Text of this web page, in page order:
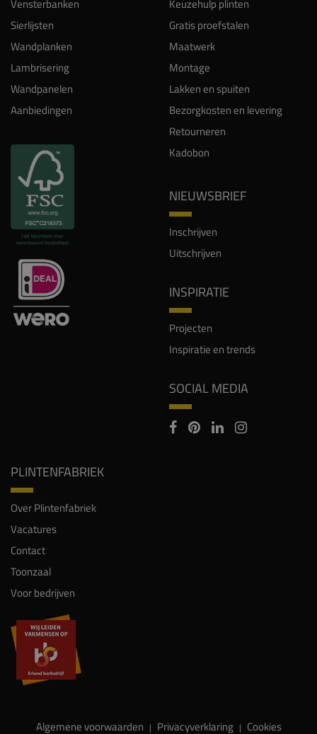
Vensterbanken
Sierlijsten
Wandplanken
Lambrisering
Wandpanelen
Aanbiedingen
Keuzehulp plinten
Gratis proefstalen
Maatwerk
Montage
Lakken en spuiten
Bezorgkosten en levering
Retourneren
Kadobon
NIEUWSBRIEF
Inschrijven
Uitschrijven
INSPIRATIE
Projecten
Inspiratie en trends
SOCIAL MEDIA
PLINTENFABRIEK
Over Plintenfabriek
Vacatures
Contact
Toonzaal
Voor bedrijven
Algemene voorwaarden | Privacyverklaring | Cookies